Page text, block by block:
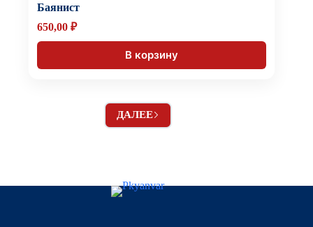
Баянист
650,00 ₽
В корзину
ДАЛЕЕ